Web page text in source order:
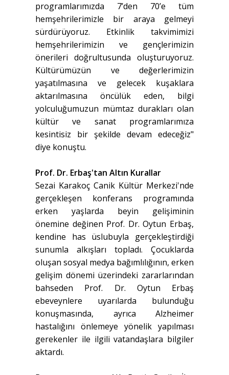
programlarımızda 7’den 70’e tüm
hemşehrilerimizle bir araya gelmeyi
sürdürüyoruz. Etkinlik takvimimizi
hemşehrilerimizin ve gençlerimizin
önerileri doğrultusunda oluşturuyoruz.
Kültürümüzün ve değerlerimizin
yaşatılmasına ve gelecek kuşaklara
aktarılmasına öncülük eden, bilgi
yolculuğumuzun mümtaz durakları olan
kültür ve sanat programlarımıza
kesintisiz bir şekilde devam edeceğiz"
diye konuştu.
Prof. Dr. Erbaş'tan Altın Kurallar
Sezai Karakoç Canik Kültür Merkezi'nde
gerçekleşen konferans programında
erken yaşlarda beyin gelişiminin
önemine değinen Prof. Dr. Oytun Erbaş,
kendine has üslubuyla gerçekleştirdiği
sunumla alkışları topladı. Çocuklarda
oluşan sosyal medya bağımlılığının, erken
gelişim dönemi üzerindeki zararlarından
bahseden Prof. Dr. Oytun Erbaş
ebeveynlere uyarılarda bulunduğu
konuşmasında, ayrıca Alzheimer
hastalığını önlemeye yönelik yapılması
gerekenler ile ilgili vatandaşlara bilgiler
aktardı.